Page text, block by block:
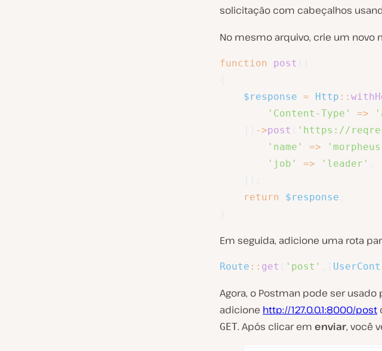
solicitação com cabeçalhos
No mesmo arquivo, crie um novo
function post
$response = Http ::
'Content-Type'
=>
->post 'https://
'name'
=>
'job'
=> 'leader'
return
$response
Em seguida, adicione uma rota
Route :: get 'post'
Agora, o Postman pode ser usado
adicione http://127.0.0.1:8000/post
GET. Após clicar em enviar, você